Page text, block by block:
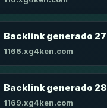
Backlink generado 27
1166.xg4ken.com
Backlink generado 28
1169.xg4ken.com